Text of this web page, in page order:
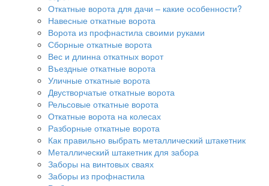
Откатные ворота для дачи – какие особенности?
Навесные откатные ворота
Ворота из профнастила своими руками
Сборные откатные ворота
Вес и длинна откатных ворот
Въездные откатные ворота
Уличные откатные ворота
Двустворчатые откатные ворота
Рельсовые откатные ворота
Откатные ворота на колесах
Разборные откатные ворота
Как правильно выбрать металлический штакетник
Металлический штакетник для забора
Заборы на винтовых сваях
Заборы из профнастила